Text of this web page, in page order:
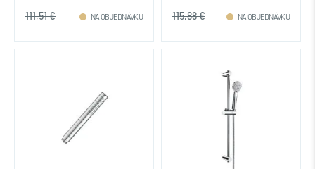
111,51 € NA OBJEDNÁVKU 115,88 € NA OBJEDNÁVKU